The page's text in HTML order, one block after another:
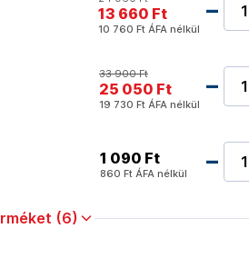
13 660 Ft
10 760 Ft ÁFA nélkül
33 900 Ft
25 050 Ft
19 730 Ft ÁFA nélkül
1 090 Ft
860 Ft ÁFA nélkül
(6)